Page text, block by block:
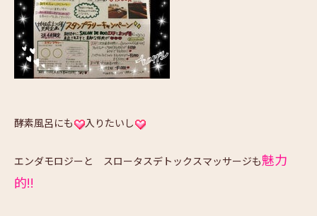
酵素風呂にも 入りたいし
エンダモロジーと スロータスデトックスマッサージも魅力
的!!